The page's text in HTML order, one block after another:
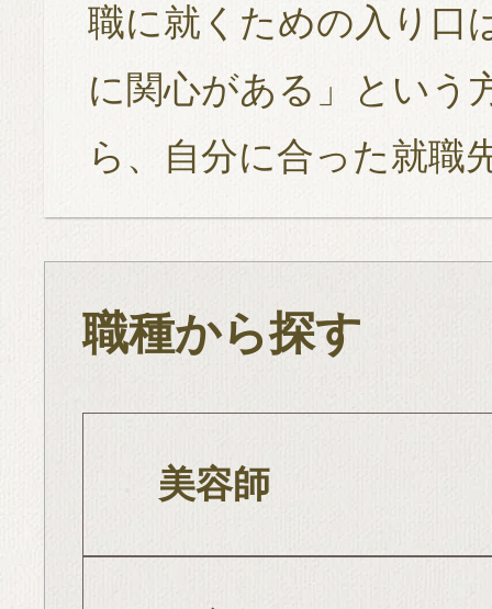
職に就くための入り口
に関心がある」という
ら、自分に合った就職
職種から探す
美容師